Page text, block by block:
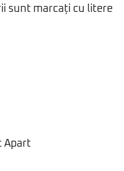
sunt marcați cu litere
Apart